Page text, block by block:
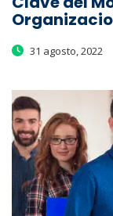
31 agosto, 2022